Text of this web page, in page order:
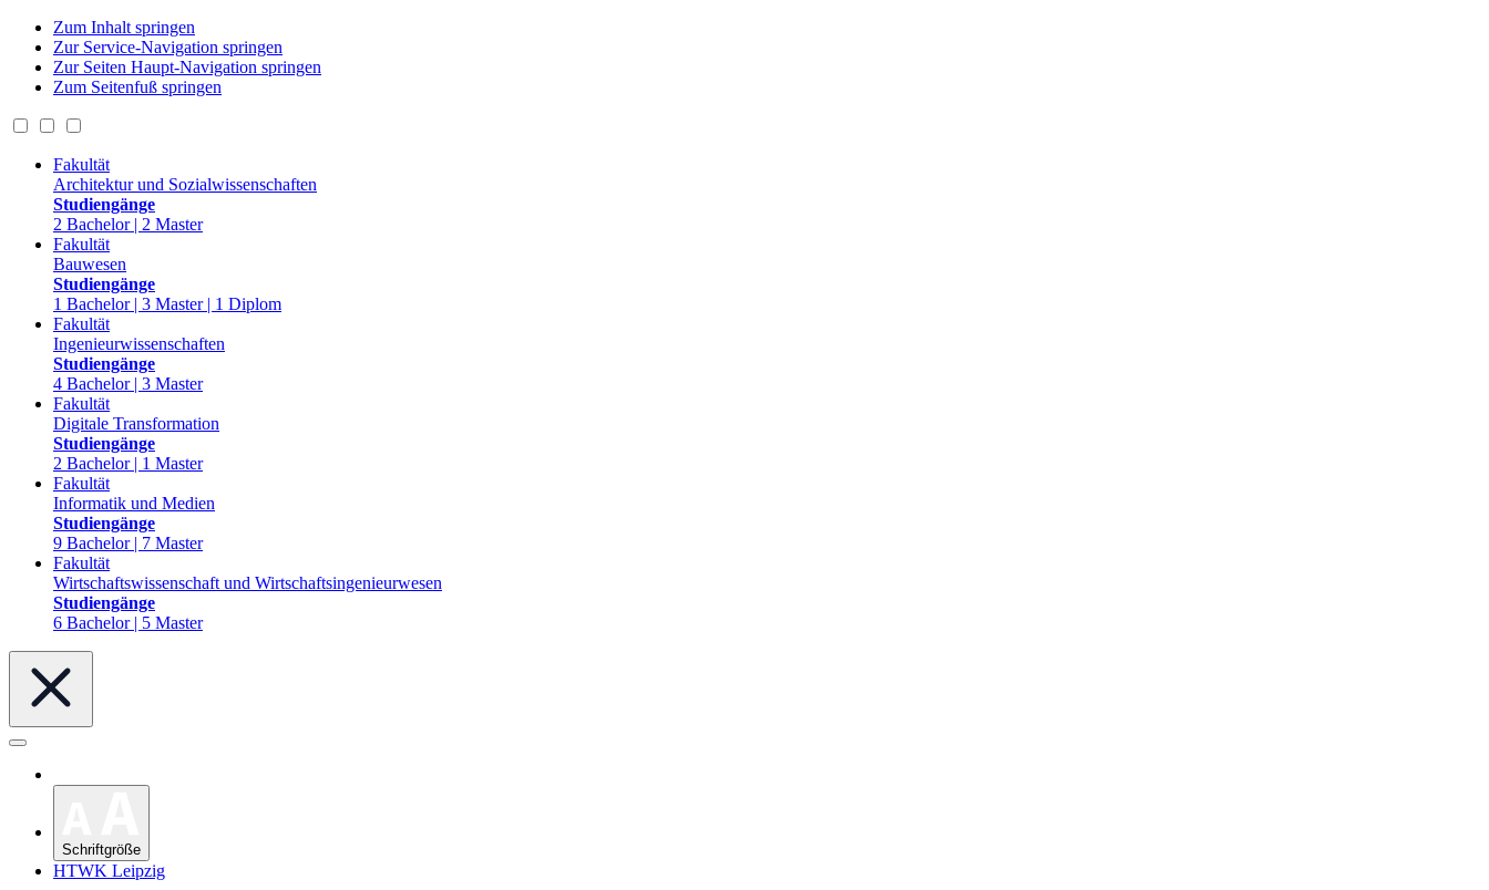
Zum Inhalt springen
Zur Service-Navigation springen
Zur Seiten Haupt-Navigation springen
Zum Seitenfuß springen
Fakultät
Architektur und Sozialwissenschaften
Studiengänge
2 Bachelor | 2 Master
Fakultät
Bauwesen
Studiengänge
1 Bachelor | 3 Master | 1 Diplom
Fakultät
Ingenieurwissenschaften
Studiengänge
4 Bachelor | 3 Master
Fakultät
Digitale Transformation
Studiengänge
2 Bachelor | 1 Master
Fakultät
Informatik und Medien
Studiengänge
9 Bachelor | 7 Master
Fakultät
Wirtschaftswissenschaft und Wirtschaftsingenieurwesen
Studiengänge
6 Bachelor | 5 Master
Schriftgröße
HTWK Leipzig